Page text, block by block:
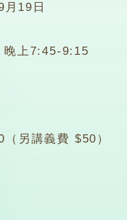
19日
晚上7:45-9:15
另講義費 $50）